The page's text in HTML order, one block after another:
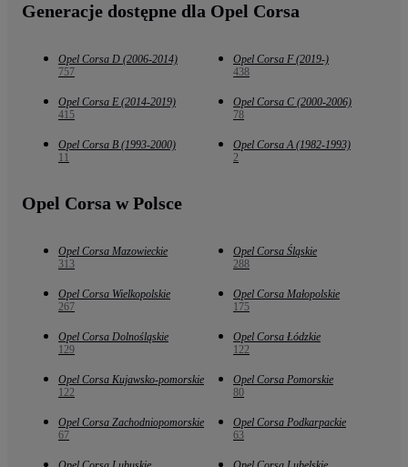
Generacje dostępne dla Opel Corsa
Opel Corsa D (2006-2014)
757
Opel Corsa F (2019-)
438
Opel Corsa E (2014-2019)
415
Opel Corsa C (2000-2006)
78
Opel Corsa B (1993-2000)
11
Opel Corsa A (1982-1993)
2
Opel Corsa w Polsce
Opel Corsa Mazowieckie
313
Opel Corsa Śląskie
288
Opel Corsa Wielkopolskie
267
Opel Corsa Małopolskie
175
Opel Corsa Dolnośląskie
129
Opel Corsa Łódzkie
122
Opel Corsa Kujawsko-pomorskie
122
Opel Corsa Pomorskie
80
Opel Corsa Zachodniopomorskie
67
Opel Corsa Podkarpackie
63